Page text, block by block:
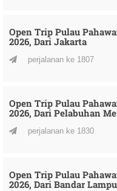
Open Trip Pulau
2026, Dari Jakarta
perjalanan ke 1807
Open Trip Pulau
2026, Dari Pelabuhan
perjalanan ke 1830
Open Trip Pulau
2026, Dari Bandar